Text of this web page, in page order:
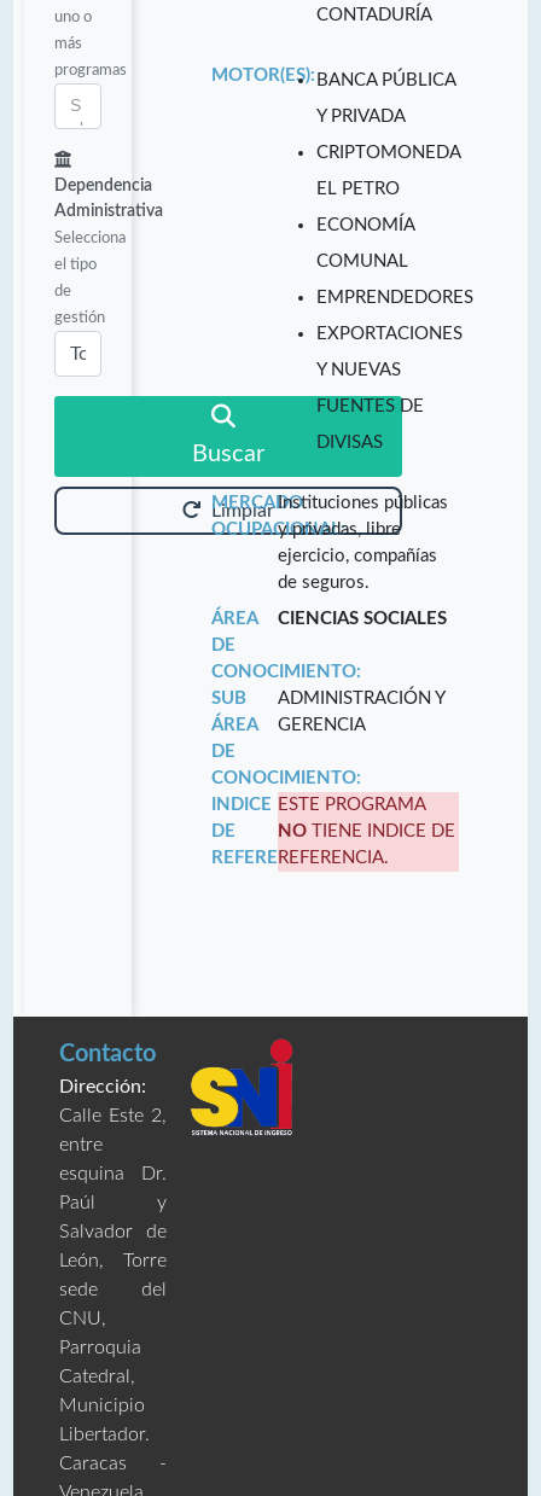
uno o
más
programas
Dependencia
Administrativa
Selecciona
el tipo
de
gestión
Buscar
Limpiar
CONTADURÍA
MOTOR(ES): BANCA PÚBLICA
Y PRIVADA
CRIPTOMONEDA
EL PETRO
ECONOMÍA
COMUNAL
EMPRENDEDORES
EXPORTACIONES
Y NUEVAS
FUENTES DE
DIVISAS
MERCADO
OCUPACIONAL:
Instituciones públicas
y privadas, libre
ejercicio, compañías
de seguros.
ÁREA
DE
CONOCIMIENTO:
CIENCIAS SOCIALES
SUB
ÁREA
DE
CONOCIMIENTO:
ADMINISTRACIÓN Y
GERENCIA
INDICE
DE
REFERENCIA:
ESTE PROGRAMA
NO TIENE INDICE DE
REFERENCIA.
Contacto
Dirección:
Calle Este 2,
entre
esquina Dr.
Paúl y
Salvador de
León, Torre
sede del
CNU,
Parroquia
Catedral,
Municipio
Libertador.
Caracas -
Venezuela.